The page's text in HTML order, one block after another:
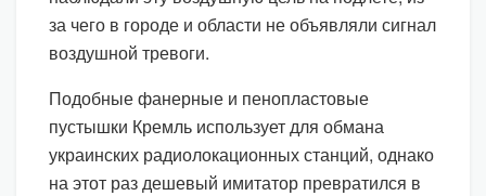
за чего в городе и области не объявляли сигнал
воздушной тревоги.
Подобные фанерные и пенопластовые
пустышки Кремль использует для обмана
украинских радиолокационных станций, однако
на этот раз дешевый имитатор превратился в